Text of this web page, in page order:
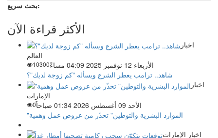
بحث سريع:
الأكثر قراءة الآن
اخبار
العالم
الأربعاء 12 نوفمبر 2025 04:09 مساءً
10300
شاهد.. ترامب يعطر الشرع ويسأله "كم زوجة لديك"؟
اخبار
الإمارات
الأحد 09 أغسطس 2026 01:34 صباحاً
0
"الموارد البشرية والتوطين" تحذّر من عروض عمل وهمية
اخبار الإمارات